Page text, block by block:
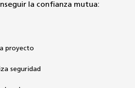
la confianza mutua:
proyecto
seguridad